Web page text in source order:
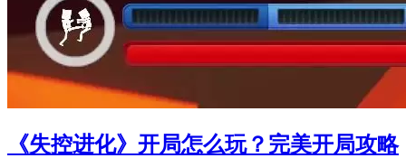
《失控进化》开局怎么玩？完美开局攻略